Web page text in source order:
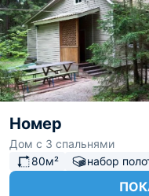
Номер
Дом с 3 спальнями
80м²
набор